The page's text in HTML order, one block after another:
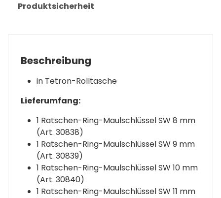
Produktsicherheit
Beschreibung
in Tetron-Rolltasche
Lieferumfang:
1 Ratschen-Ring-Maulschlüssel SW 8 mm
(Art. 30838)
1 Ratschen-Ring-Maulschlüssel SW 9 mm
(Art. 30839)
1 Ratschen-Ring-Maulschlüssel SW 10 mm
(Art. 30840)
1 Ratschen-Ring-Maulschlüssel SW 11 mm